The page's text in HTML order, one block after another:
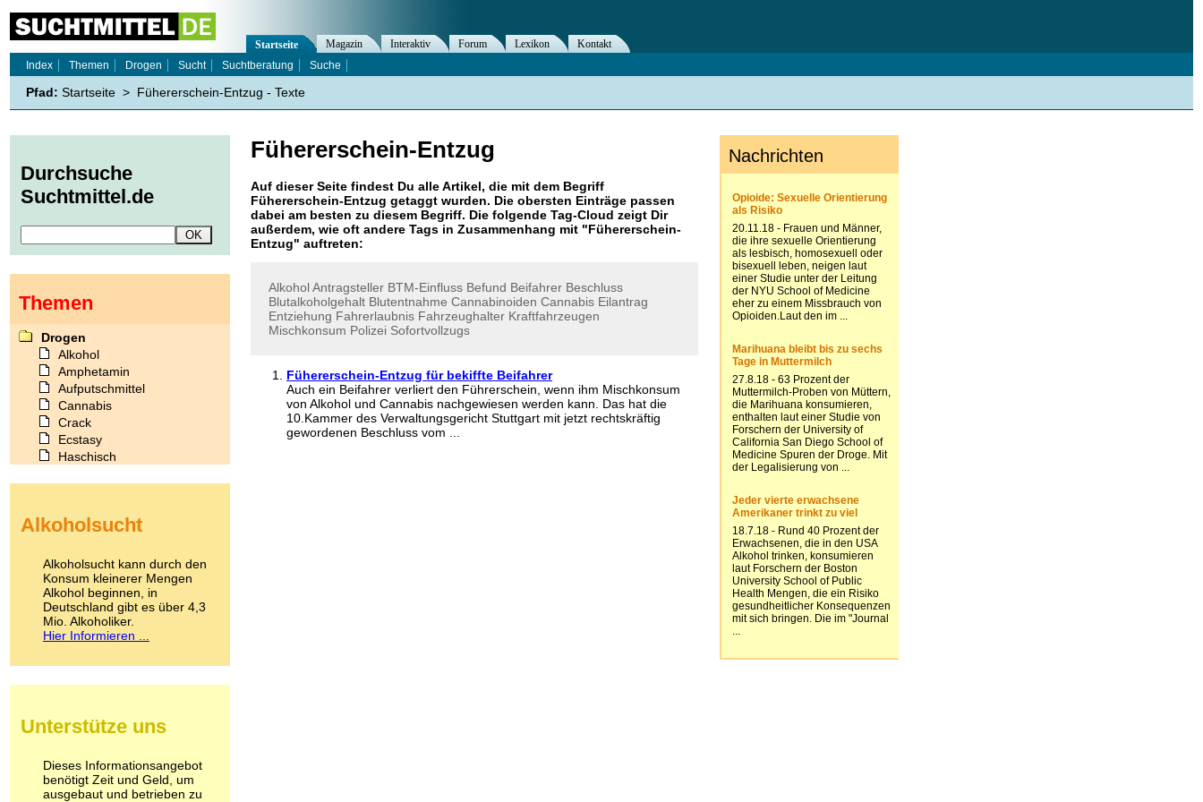
Fühererschein-Entzug
Auf dieser Seite findest Du alle Artikel, die mit dem Begriff
Fühererschein-Entzug getaggt wurden. Die obersten Einträge passen
dabei am besten zu diesem Begriff. Die folgende Tag-Cloud zeigt Dir
außerdem, wie oft andere Tags in Zusammenhang mit "Fühererschein-
Entzug" auftreten:
AlkoholAntragsteller BTM-Einfluss Befund Beifahrer Beschluss
Blutalkoholgehalt Blutentnahme Cannabinoiden Cannabis Eilantrag
Entziehung Fahrerlaubnis Fahrzeughalter Kraftfahrzeugen
Mischkonsum Polizei Sofortvollzugs
Fühererschein-Entzug für bekiffte Beifahrer
Auch ein Beifahrer verliert den Führerschein, wenn ihm Mischkonsum
von Alkohol und Cannabis nachgewiesen werden kann. Das hat die
10.Kammer des Verwaltungsgericht Stuttgart mit jetzt rechtskräftig
gewordenen Beschluss vom ...
Startseite Magazin Interaktiv Forum Lexikon
Kontakt
Index
Themen Drogen Sucht Suchtberatung Suche
Pfad: Startseite > Fühererschein-Entzug - Texte
Durchsuche
Suchtmittel.de
Themen
Drogen
Alkohol
Amphetamin
Aufputschmittel
Cannabis
Crack
Ecstasy
Haschisch
Kokain
LSD
Marihuana
Medikamente
Meskalin
Metamphetamin
Methadon
Pilze
Psychopharmaka
Schlafmittel
Schmerzmittel
Alkoholsucht
Alkoholsucht kann durch den
Konsum kleinerer Mengen
Alkohol beginnen, in
Deutschland gibt es über 4,3
Mio. Alkoholiker.
Hier Informieren ...
Unterstütze uns
Dieses Informationsangebot
benötigt Zeit und Geld, um
ausgebaut und betrieben zu